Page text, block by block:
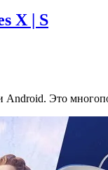
X | S
Android. Это